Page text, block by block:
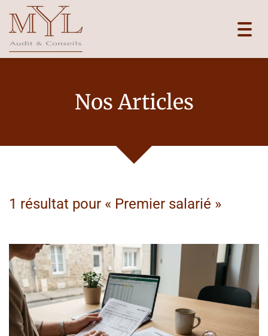
Nos Articles
1 résultat pour « Premier salarié »